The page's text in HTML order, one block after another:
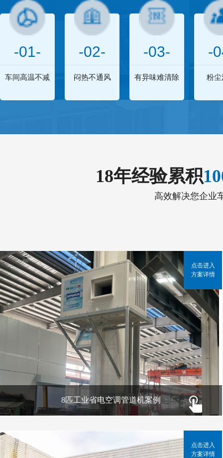
-01-
车间高温不减
-02-
闷热不通风
-03-
有异味难清除
-
粉尘
18年经验累积
高效解决您企业
8匹工业省电空调管道机案例
点击进入
方案详情
点击进入
方案详情